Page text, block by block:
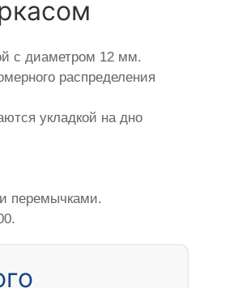
с диаметром 12 мм.
распределения
укладкой на дно
перемычками.